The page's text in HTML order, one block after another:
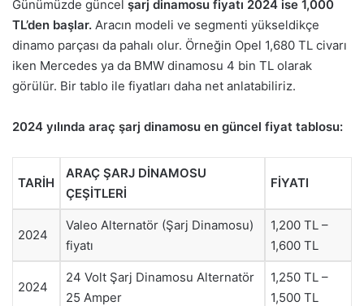
Günümüzde güncel şarj dinamosu fiyatı 2024 ise 1,000
TL’den başlar. Aracın modeli ve segmenti yükseldikçe
dinamo parçası da pahalı olur. Örneğin Opel 1,680 TL civarı
iken Mercedes ya da BMW dinamosu 4 bin TL olarak
görülür. Bir tablo ile fiyatları daha net anlatabiliriz.
2024 yılında araç şarj dinamosu en güncel fiyat tablosu:
TARİH
ARAÇ ŞARJ DİNAMOSU
ÇEŞİTLERİ
FİYATI
2024
Valeo Alternatör (Şarj Dinamosu)
fiyatı
1,200 TL –
1,600 TL
2024
24 Volt Şarj Dinamosu Alternatör
25 Amper
1,250 TL –
1,500 TL